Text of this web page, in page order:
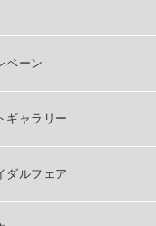
ペーン
ギャラリー
ダルフェア